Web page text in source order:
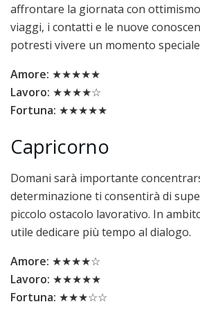
affrontare la giornata con
viaggi, i contatti e le nuove
potresti vivere un momento
Amore: ★★★★★
Lavoro: ★★★★☆
Fortuna: ★★★★★
Capricorno
Domani sarà importante
determinazione ti consentirà di
piccolo ostacolo lavorativo. In
utile dedicare più tempo al dialogo.
Amore: ★★★★☆
Lavoro: ★★★★★
Fortuna: ★★★☆☆